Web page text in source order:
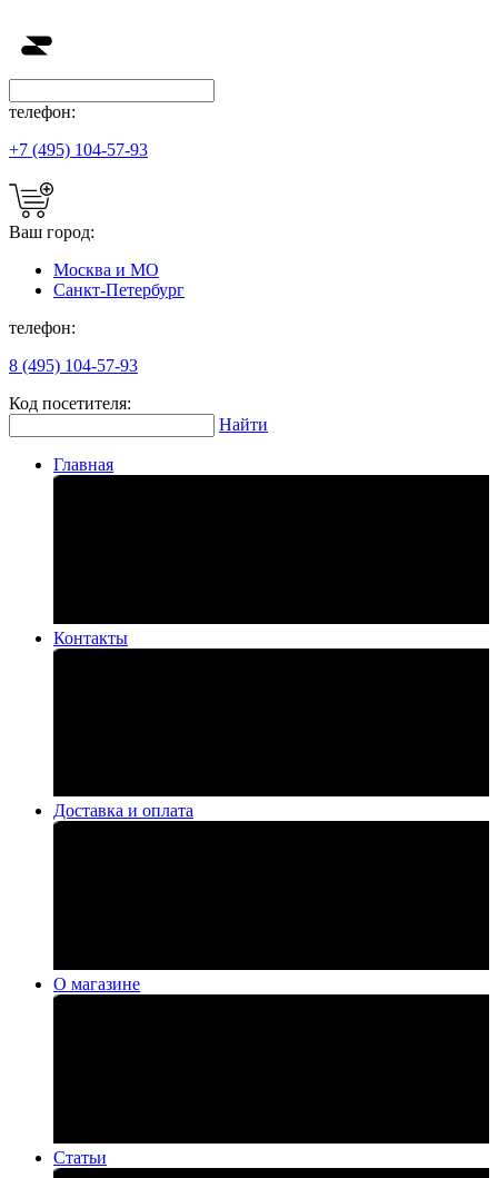
телефон:
+7 (495) 104-57-93
Ваш город:
Москва и МО
Санкт-Петербург
телефон:
8 (495) 104-57-93
Код посетителя:
Найти
Главная
Контакты
Доставка и оплата
О магазине
Статьи